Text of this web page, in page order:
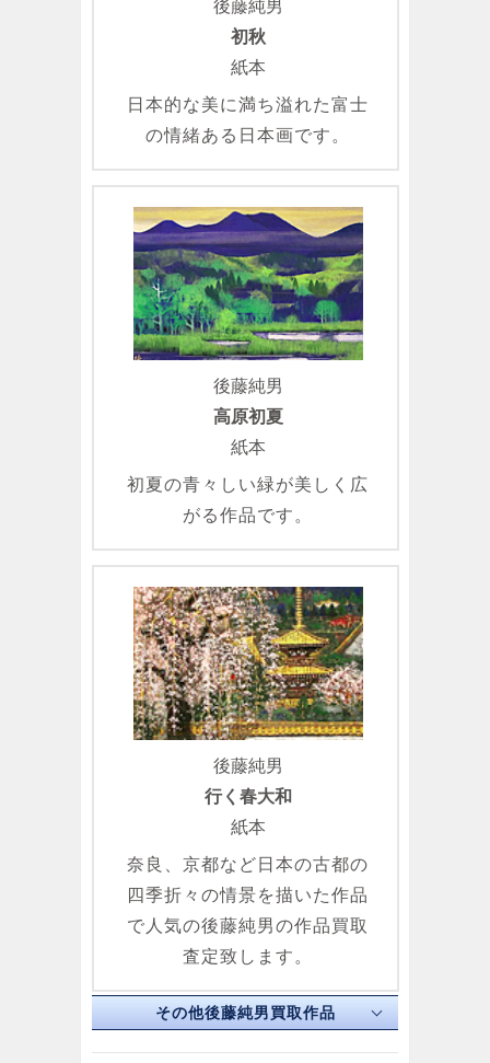
後藤純男
初秋
紙本
日本的な美に満ち溢れた富士
の情緒ある日本画です。
後藤純男
高原初夏
紙本
初夏の青々しい緑が美しく広
がる作品です。
後藤純男
行く春大和
紙本
奈良、京都など日本の古都の
四季折々の情景を描いた作品
で人気の後藤純男の作品買取
査定致します。
その他後藤純男買取作品